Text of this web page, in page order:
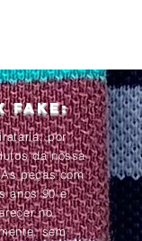
Fake:
por
da nossa
peças com
anos 90 e
no
sem